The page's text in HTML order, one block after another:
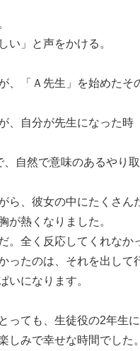
い」と声をかける。
、「Ａ先生」を始めたそ
、自分が先生になった時
自然で意味のあるやり
ら、彼女の中にたくさん
が熱くなりました。
。全く反応してくれなか
ったのは、それを出して
いになります。
っても、生徒役の2年生
しみで幸せな時間でした。